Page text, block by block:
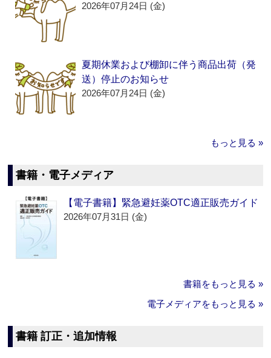
2026年07月24日 (金)
夏期休業および棚卸に伴う商品出荷（発
送）停止のお知らせ
2026年07月24日 (金)
もっと見る »
書籍・電子メディア
【電子書籍】緊急避妊薬OTC適正販売ガイド
2026年07月31日 (金)
書籍をもっと見る »
電子メディアをもっと見る »
書籍 訂正・追加情報